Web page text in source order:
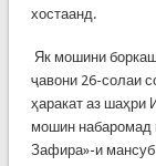
хостаанд.
Як мошини
ҷавони 26-солаи
ҳаракат аз шаҳри
мошин набаромад
Зафира»-и мансуб